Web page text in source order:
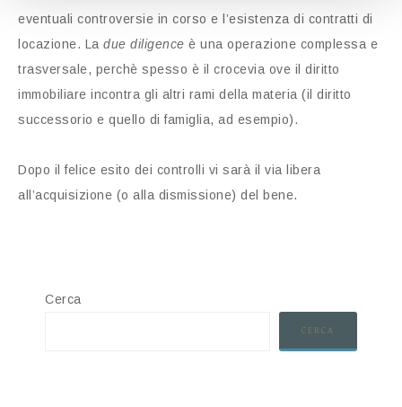
eventuali controversie in corso e l’esistenza di contratti di
locazione. La due diligence è una operazione complessa e
trasversale, perchè spesso è il crocevia ove il diritto
immobiliare incontra gli altri rami della materia (il diritto
successorio e quello di famiglia, ad esempio).
Dopo il felice esito dei controlli vi sarà il via libera
all’acquisizione (o alla dismissione) del bene.
Cerca
CERCA